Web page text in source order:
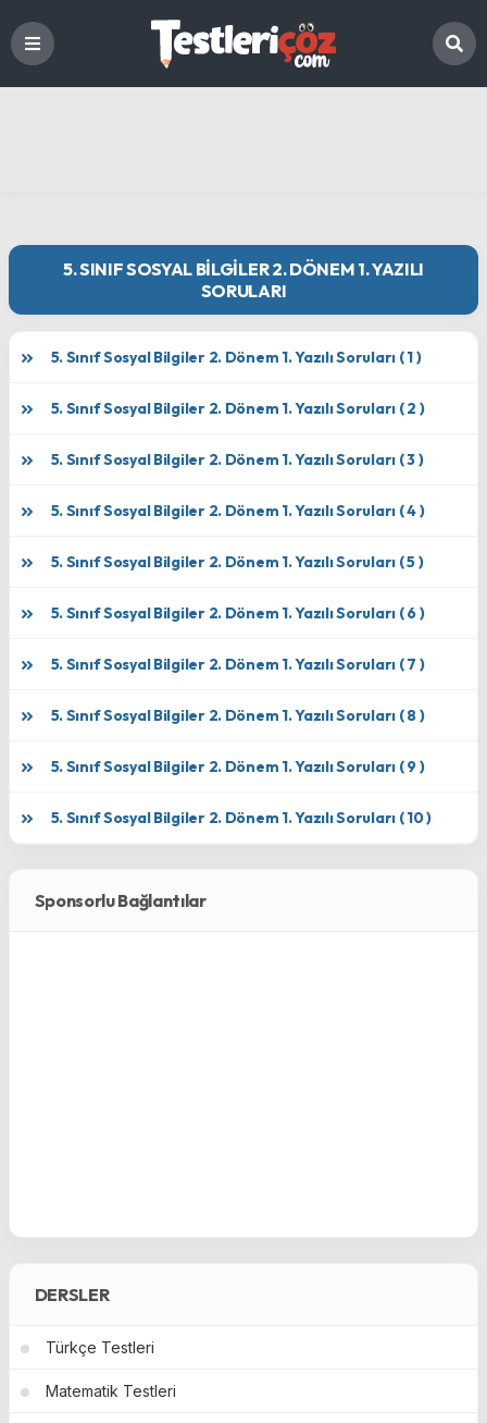
5. SINIF SOSYAL BILGILER 2. DÖNEM 1. YAZILI
SORULARI
5. Sınıf Sosyal Bilgiler 2. Dönem 1. Yazılı Soruları ( 1 )
5. Sınıf Sosyal Bilgiler 2. Dönem 1. Yazılı Soruları ( 2 )
5. Sınıf Sosyal Bilgiler 2. Dönem 1. Yazılı Soruları ( 3 )
5. Sınıf Sosyal Bilgiler 2. Dönem 1. Yazılı Soruları ( 4 )
5. Sınıf Sosyal Bilgiler 2. Dönem 1. Yazılı Soruları ( 5 )
5. Sınıf Sosyal Bilgiler 2. Dönem 1. Yazılı Soruları ( 6 )
5. Sınıf Sosyal Bilgiler 2. Dönem 1. Yazılı Soruları ( 7 )
5. Sınıf Sosyal Bilgiler 2. Dönem 1. Yazılı Soruları ( 8 )
5. Sınıf Sosyal Bilgiler 2. Dönem 1. Yazılı Soruları ( 9 )
5. Sınıf Sosyal Bilgiler 2. Dönem 1. Yazılı Soruları ( 10 )
Sponsorlu Bağlantılar
DERSLER
Türkçe Testleri
Matematik Testleri